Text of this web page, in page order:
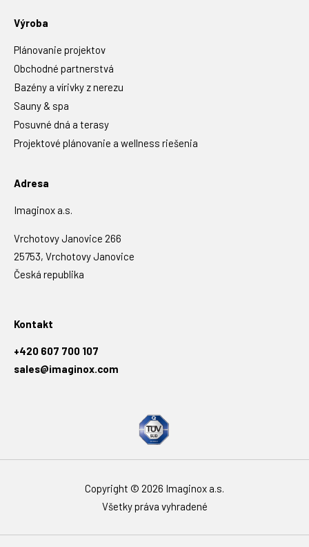
Výroba
Plánovanie projektov
Obchodné partnerstvá
Bazény a vírivky z nerezu
Sauny & spa
Posuvné dná a terasy
Projektové plánovanie a wellness riešenia
Adresa
Imaginox a.s.
Vrchotovy Janovice 266
25753, Vrchotovy Janovice
Česká republika
Kontakt
+420 607 700 107
sales@imaginox.com
Copyright © 2026 Imaginox a.s.
Všetky práva vyhradené